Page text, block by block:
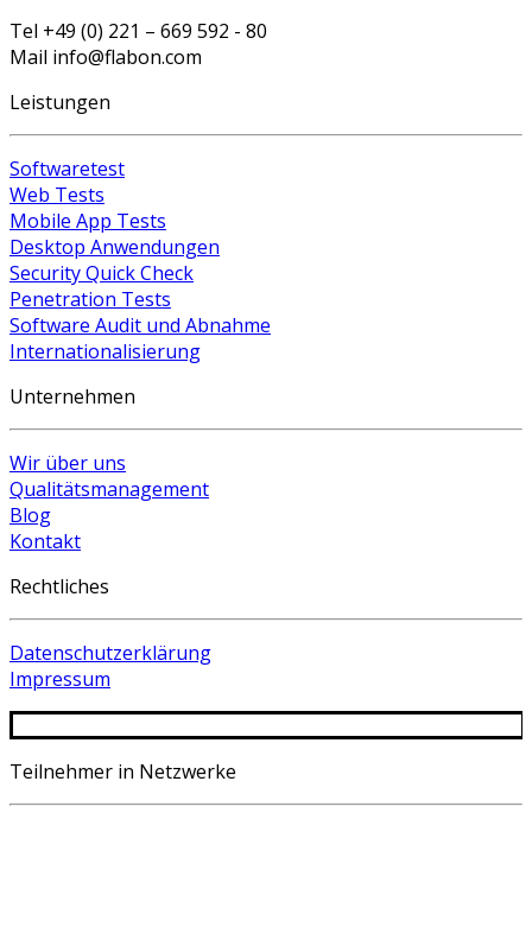
Tel +49 (0) 221 – 669 592 - 80
Mail info@flabon.com
Leistungen
Softwaretest
Web Tests
Mobile App Tests
Desktop Anwendungen
Security Quick Check
Penetration Tests
Software Audit und Abnahme
Internationalisierung
Unternehmen
Wir über uns
Qualitätsmanagement
Blog
Kontakt
Rechtliches
Datenschutzerklärung
Impressum
Teilnehmer in Netzwerke